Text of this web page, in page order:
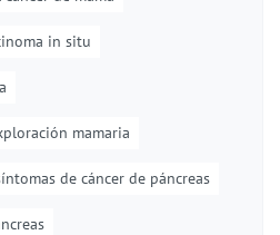
in situ
mamaria
de cáncer de páncreas